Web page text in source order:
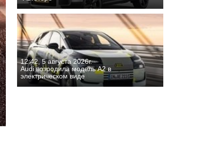
12:42, 5 августа 2026г.
Audi возродила модель A2 в
электрическом виде